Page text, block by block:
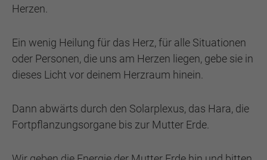
Herzen.
Ein wenig Heilung für das Herz, für alle Situationen
oder Personen, die uns am Herzen liegen, gebe sie in
dieses Licht vor deinem Herzraum hinein.
Dann abwärts durch den Solarplexus, das Hara, die
Fortpflanzungsorgane bis zur Mutter Erde.